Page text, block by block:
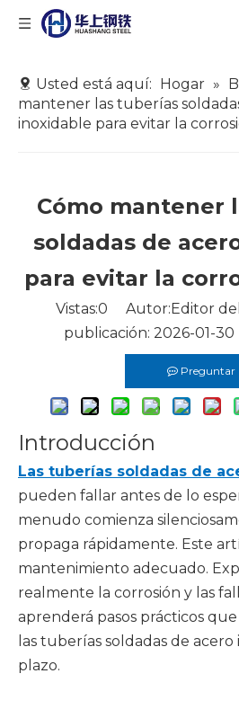
Usted está aquí: Hogar »
mantener las tuberías
inoxidable para evitar la
Cómo mantener
soldadas de
para evitar la
Vistas:0 Autor:Editor
publicación: 2026-01-
Preguntar
Introducción
Las tuberías soldadas de
pueden fallar antes de lo
menudo comienza
propaga rápidamente. Este
mantenimiento adecuado.
realmente la corrosión y las
aprenderá pasos prácticos
las tuberías soldadas de
plazo.